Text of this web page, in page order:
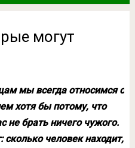
могут
мы всегда относимся с
хотя бы потому, что
не брать ничего чужого.
сколько человек находит,